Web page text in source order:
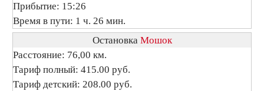
Прибытие: 15:26
Время в пути: 1 ч. 26 мин.
Остановка Мошок
Расстояние: 76,00 км.
Тариф полный: 415.00 руб.
Тариф детский: 208.00 руб.